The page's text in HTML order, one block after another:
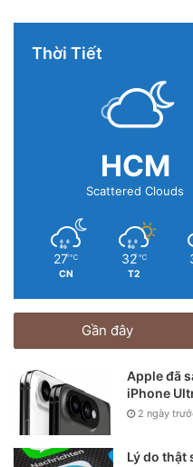
Thời Tiết
HCM
Scattered Clouds
27 ℃
CN
32 ℃
T2
Gần đây
Apple đã
iPhone
2 ngày
Lý do thật